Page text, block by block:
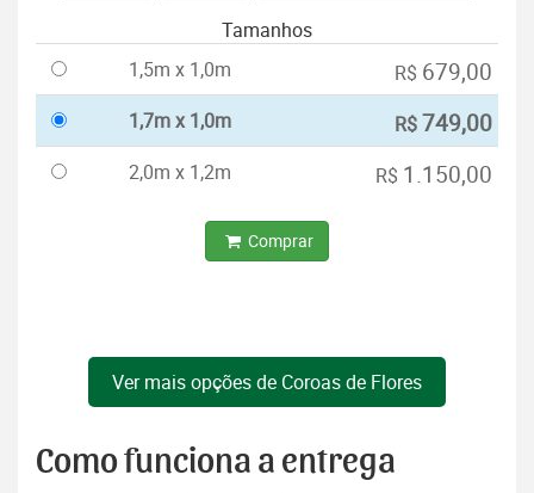
Tamanhos
1,5m x 1,0m
R$ 679,00
1,7m x 1,0m R$749,00
2,0m x 1,2m R$ 1.150,00
Comprar
Ver mais opções de Coroas de Flores
Como funciona a entrega